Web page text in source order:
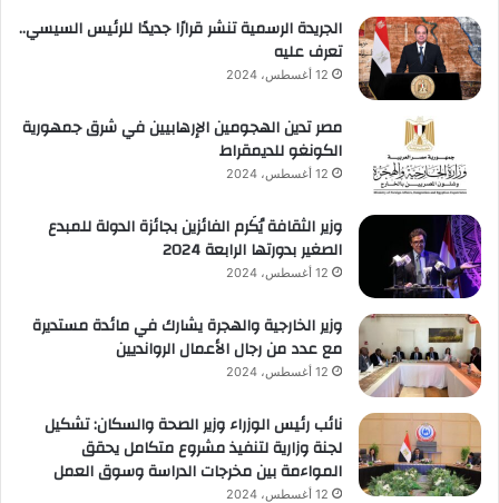
الجريدة الرسمية تنشر قرارًا جديدًا للرئيس السيسي..
تعرف عليه
12 أغسطس، 2024
مصر تدين الهجومين الإرهابيين في شرق جمهورية
الكونغو للديمقراط
12 أغسطس، 2024
وزير الثقافة يُكَرم الفائزين بجائزة الدولة للمبدع
الصغير بدورتها الرابعة 2024
12 أغسطس، 2024
وزير الخارجية والهجرة يشارك في مائدة مستديرة
مع عدد من رجال الأعمال الروانديين
12 أغسطس، 2024
نائب رئيس الوزراء وزير الصحة والسكان: تشكيل
لجنة وزارية لتنفيذ مشروع متكامل يحقق
المواءمة بين مخرجات الدراسة وسوق العمل
12 أغسطس، 2024